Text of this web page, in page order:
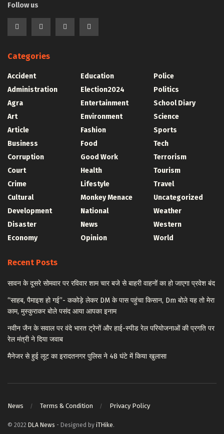
Follow us
Categories
Accident
Administration
Agra
Art
Article
Business
Corruption
Court
Crime
Cultural
Development
Disaster
Economy
Education
Election2024
Entertainment
Environment
Fashion
Food
Good Work
Health
Lifestyle
Monkey Menace
National
News
Opinion
Police
Politics
School Diary
Science
Sports
Tech
Terrorism
Tourism
Travel
Uncategorized
Weather
Western
World
Recent Posts
सावन के दूसरे सोमवार पर रविवार शाम चार बजे से बाहरी वाहनों का हो जाएगा प्रवेश बंद
“साहब, पैमाइश हो गई”- ककोड़े लेकर DM के पास पहुंचा किसान, Dm बोले यह तो मेरा
काम, मुस्कुराकर बोले पसंद आया आपका इनाम
नवीन जैन के सवाल पर वंदे भारत ट्रेनों और हाई-स्पीड रेल परियोजनाओं की प्रगति पर
रेल मंत्री ने दिया जवाब
मैनेजर से हुई लूट का इरादतनगर पुलिस ने 48 घंटे में किया खुलासा
News Terms & Condition Privacy Policy
© 2022 DLA News - Designed by iTHike.